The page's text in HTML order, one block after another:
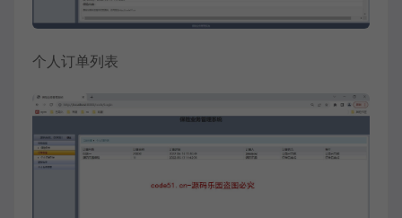
个人订单列表